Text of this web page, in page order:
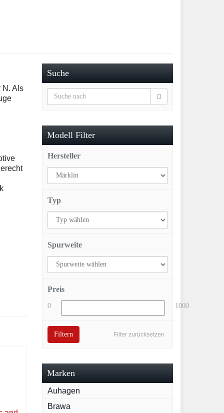
N. Als
Suche
Modell Filter
Hersteller
Typ
Spurweite
Preis
0 1000
Filter zurücksetzen
Filtern
Marken
Auhagen
Brawa